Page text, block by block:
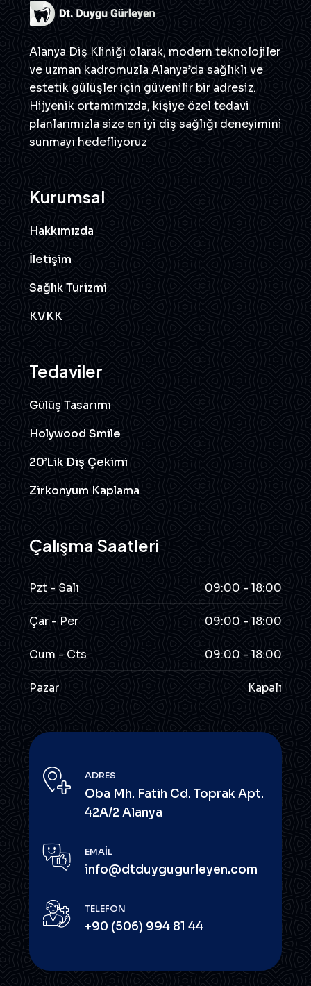
Alanya Diş Kliniği olarak, modern teknolojiler
ve uzman kadromuzla Alanya’da sağlıklı ve
estetik gülüşler için güvenilir bir adresiz.
Hijyenik ortamımızda, kişiye özel tedavi
planlarımızla size en iyi diş sağlığı deneyimini
sunmayı hedefliyoruz
Kurumsal
Hakkımızda
İletişim
Sağlık Turizmi
KVKK
Tedaviler
Gülüş Tasarımı
Holywood Smile
20’lik Diş Çekimi
Zirkonyum Kaplama
Çalışma Saatleri
Pzt - Salı 09:00 - 18:00
Çar - Per 09:00 - 18:00
Cum - Cts 09:00 - 18:00
Pazar Kapalı
ADRES
Oba Mh. Fatih Cd. Toprak Apt.
42A/2 Alanya
EMAIL
info@dtduygugurleyen.com
TELEFON
+90 (506) 994 81 44